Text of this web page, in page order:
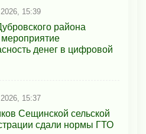
15:39
района
денег в цифровой
15:37
Сещинской сельской
сдали нормы ГТО